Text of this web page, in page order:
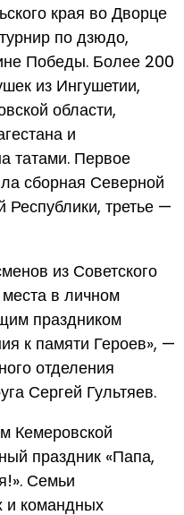
края во Дворце
по дзюдо,
Победы. Более 200
из Ингушетии,
области,
и
татами. Первое
сборная Северной
Республики, третье —
из Советского
в личном
праздником
к памяти Героев», —
отделения
Сергей Гультяев.
Кемеровской
праздник «Папа,
Семьи
и командных